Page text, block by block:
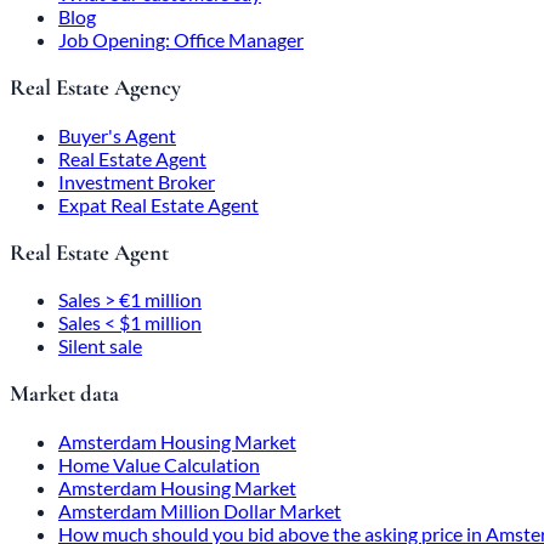
Blog
Job Opening: Office Manager
Real Estate Agency
Buyer's Agent
Real Estate Agent
Investment Broker
Expat Real Estate Agent
Real Estate Agent
Sales > €1 million
Sales < $1 million
Silent sale
Market data
Amsterdam Housing Market
Home Value Calculation
Amsterdam Housing Market
Amsterdam Million Dollar Market
How much should you bid above the asking price in